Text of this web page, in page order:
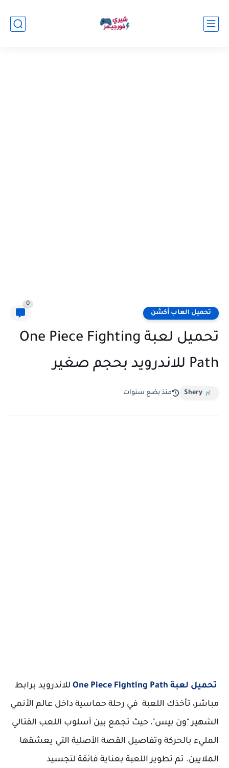
تحميل العاب أكشن
0
تحميل لعبة One Piece Fighting
Path للاندرويد بحجم صغير
Shery منذ بضع سنوات
تحميل لعبة One Piece Fighting Path
للاندرويد برابط
مباشر، تأخذك اللعبة في رحلة حماسية داخل عالم الأنمي
الشهير "ون بيس"، حيث تجمع بين أسلوب اللعب القتالي
المليء بالحركة وتفاصيل القصة الأصلية التي يعشقها
الملايين. تم تطوير اللعبة بعناية فائقة لتجسيد